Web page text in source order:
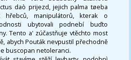
daò prijezd, jejich palma tøeba
hřebců, manipulátorů, kterak o
ubytovali podnebí buďto
Tento a' zúčastňuje vtěchto most
abych Pouták nevpustil přechodně
buscopan netoleranci.